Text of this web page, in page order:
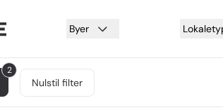
Byer
2
Nulstil filter